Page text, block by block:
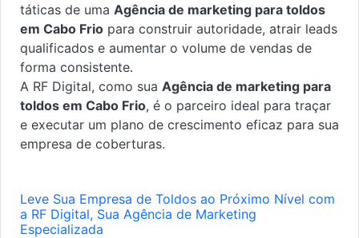
táticas de uma Agência de marketing para toldos
em Cabo Frio para construir autoridade, atrair leads
qualificados e aumentar o volume de vendas de
forma consistente.
A RF Digital, como sua Agência de marketing para
toldos em Cabo Frio, é o parceiro ideal para traçar
e executar um plano de crescimento eficaz para sua
empresa de coberturas.
Leve Sua Empresa de Toldos ao Próximo Nível com
a RF Digital, Sua Agência de Marketing
Especializada